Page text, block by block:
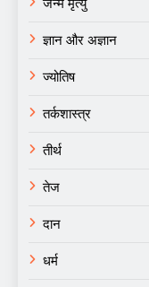
ज्ञान और अज्ञान
ज्योतिष
तर्कशास्त्र
तीर्थ
तेज
दान
धर्म